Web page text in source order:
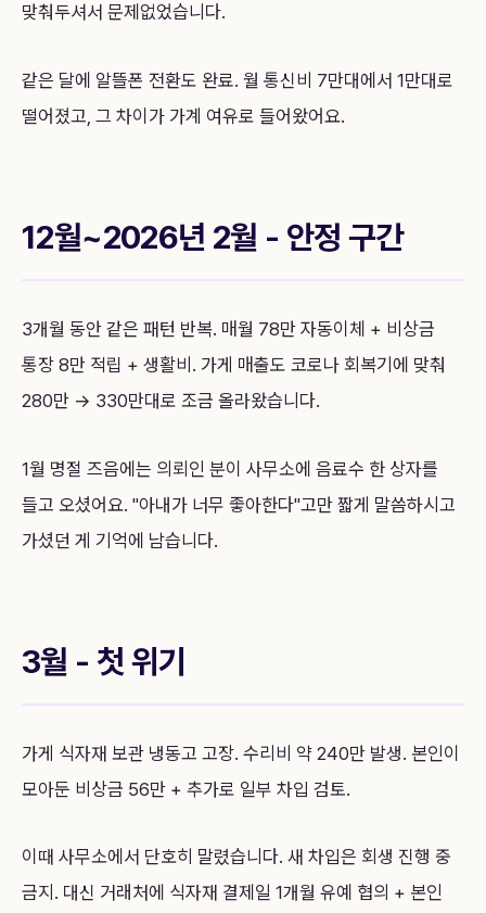
맞춰두셔서 문제없었습니다.
같은 달에 알뜰폰 전환도 완료. 월 통신비 7만대에서 1만대로
떨어졌고, 그 차이가 가계 여유로 들어왔어요.
12월~2026년 2월 - 안정 구간
3개월 동안 같은 패턴 반복. 매월 78만 자동이체 + 비상금
통장 8만 적립 + 생활비. 가게 매출도 코로나 회복기에 맞춰
280만 → 330만대로 조금 올라왔습니다.
1월 명절 즈음에는 의뢰인 분이 사무소에 음료수 한 상자를
들고 오셨어요. "아내가 너무 좋아한다"고만 짧게 말씀하시고
가셨던 게 기억에 남습니다.
3월 - 첫 위기
가게 식자재 보관 냉동고 고장. 수리비 약 240만 발생. 본인이
모아둔 비상금 56만 + 추가로 일부 차입 검토.
이때 사무소에서 단호히 말렸습니다. 새 차입은 회생 진행 중
금지. 대신 거래처에 식자재 결제일 1개월 유예 협의 + 본인